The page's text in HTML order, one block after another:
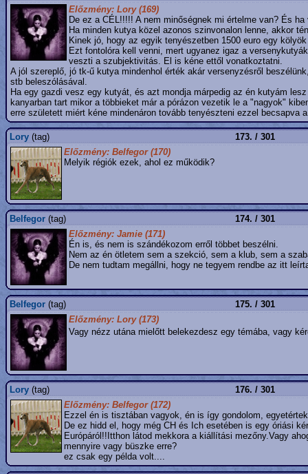
Előzmény: Lory (169)
De ez a CÉL!!!!! A nem minőségnek mi értelme van? És
Ha minden kutya közel azonos szinvonalon lenne, akkor
Kinek jó, hogy az egyik tenyészetben 1500 euro egy
Ezt fontolóra kell venni, mert ugyanez igaz a
veszti a szubjektivitás. El is kéne ettől vonatkoztatni.
A jól szereplő, jó tk-ű kutya mindenhol érték akár versenyzésről
stb beleszólásával.
Ha egy gazdi vesz egy kutyát, és azt mondja márpedig az én kutyám
kanyarban tart mikor a többieket már a pórázon vezetik le a "nagyok"
erre született miért kéne mindenáron tovább tenyészteni ezzel becsapva
Lory (tag)
173. / 301
Előzmény: Belfegor (170)
Melyik régiók ezek, ahol ez működik?
Belfegor (tag)
174. / 301
Előzmény: Jamie (171)
Én is, és nem is szándékozom erről többet beszélni.
Nem az én ötletem sem a szekció, sem a klub, sem a
De nem tudtam megállni, hogy ne tegyem rendbe az itt
Belfegor (tag)
175. / 301
Előzmény: Lory (173)
Vagy nézz utána mielőtt belekezdesz egy témába, vagy
Lory (tag)
176. / 301
Előzmény: Belfegor (172)
Ezzel én is tisztában vagyok, én is így gondolom,
De ez hidd el, hogy még CH és Ich esetében is egy óriási
Európáról!!Itthon látod mekkora a kiállítási mezőny.Vagy
mennyire vagy büszke erre?
ez csak egy példa volt....